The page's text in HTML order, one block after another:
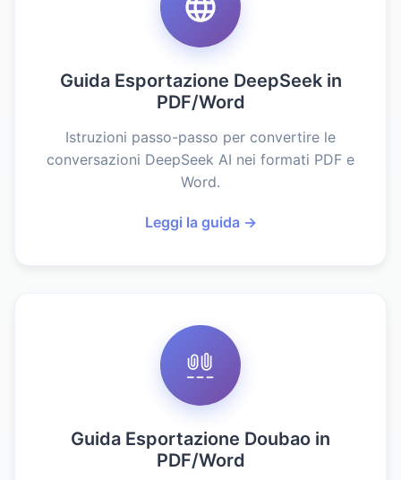
Guida Esportazione DeepSeek in
PDF/Word
Istruzioni passo-passo per convertire le
conversazioni DeepSeek AI nei formati PDF e
Word.
Leggi la guida →
Guida Esportazione Doubao in
PDF/Word